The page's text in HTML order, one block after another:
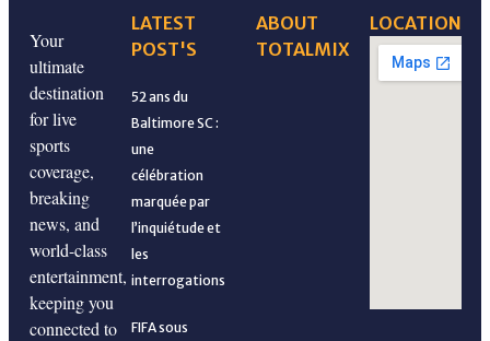
CONCACAF W Championship 2026 : Haïti joue sa
qualification face au Mexique
Qualification acquise, mais des réglages à faire pour les
Large victoire des Grenadières, mais des ajustements
encore nécessaires
Les Grenadières visent la première place face à Anguilla
Your
ultimate
destination
for live
sports
coverage,
breaking
news, and
world-class
entertainment,
keeping you
connected to
LATEST
POST'S
52 ans du
Baltimore SC :
une
célébration
marquée par
l’inquiétude et
les
interrogations
FIFA sous
ABOUT
TOTALMIX
LOCATION